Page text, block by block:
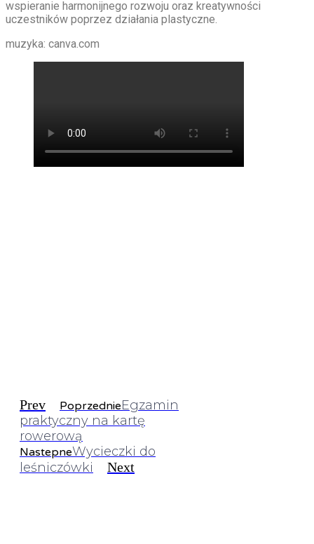
wspieranie harmonijnego rozwoju oraz kreatywności
uczestników poprzez działania plastyczne.
muzyka: canva.com
Prev PoprzednieEgzamin
praktyczny na kartę
rowerową
NastepneWycieczki do
leśniczówki
Next